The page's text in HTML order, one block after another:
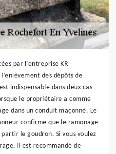
par l’entreprise KR
des dépôts de
indispensable dans deux cas
le propriétaire a comme
dans un conduit maçonné. Le
confirme que le ramonage
le goudron. Si vous voulez
il est recommandé de